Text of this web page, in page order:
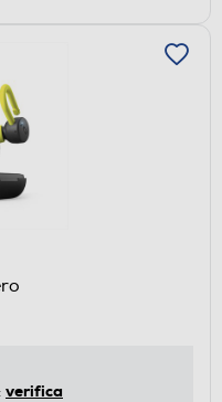
verifica